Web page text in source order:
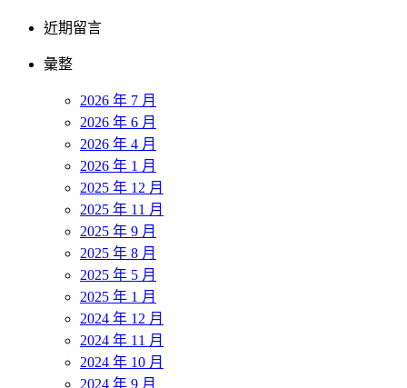
近期留言
彙整
2026 年 7 月
2026 年 6 月
2026 年 4 月
2026 年 1 月
2025 年 12 月
2025 年 11 月
2025 年 9 月
2025 年 8 月
2025 年 5 月
2025 年 1 月
2024 年 12 月
2024 年 11 月
2024 年 10 月
2024 年 9 月